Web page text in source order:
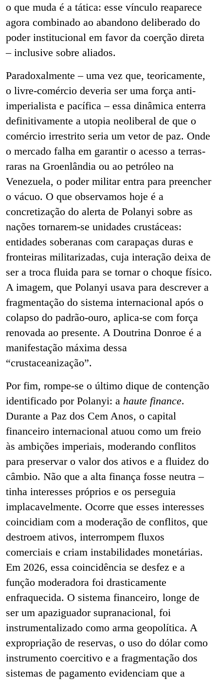
o que muda é a tática: esse vínculo reaparece
agora combinado ao abandono deliberado do
poder institucional em favor da coerção direta
– inclusive sobre aliados.
Paradoxalmente – uma vez que, teoricamente,
o livre-comércio deveria ser uma força anti-
imperialista e pacífica – essa dinâmica enterra
definitivamente a utopia neoliberal de que o
comércio irrestrito seria um vetor de paz. Onde
o mercado falha em garantir o acesso a terras-
raras na Groenlândia ou ao petróleo na
Venezuela, o poder militar entra para preencher
o vácuo. O que observamos hoje é a
concretização do alerta de Polanyi sobre as
nações tornarem-se unidades crustáceas:
entidades soberanas com carapaças duras e
fronteiras militarizadas, cuja interação deixa de
ser a troca fluida para se tornar o choque físico.
A imagem, que Polanyi usava para descrever a
fragmentação do sistema internacional após o
colapso do padrão-ouro, aplica-se com força
renovada ao presente. A Doutrina Donroe é a
manifestação máxima dessa
“crustaceanização”.
Por fim, rompe-se o último dique de contenção
identificado por Polanyi: a haute finance.
Durante a Paz dos Cem Anos, o capital
financeiro internacional atuou como um freio
às ambições imperiais, moderando conflitos
para preservar o valor dos ativos e a fluidez do
câmbio. Não que a alta finança fosse neutra –
tinha interesses próprios e os perseguia
implacavelmente. Ocorre que esses interesses
coincidiam com a moderação de conflitos, que
destroem ativos, interrompem fluxos
comerciais e criam instabilidades monetárias.
Em 2026, essa coincidência se desfez e a
função moderadora foi drasticamente
enfraquecida. O sistema financeiro, longe de
ser um apaziguador supranacional, foi
instrumentalizado como arma geopolítica. A
expropriação de reservas, o uso do dólar como
instrumento coercitivo e a fragmentação dos
sistemas de pagamento evidenciam que a